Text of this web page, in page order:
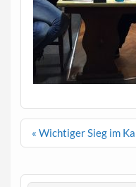
Beitragsnavigation
« Wichtiger Sieg im